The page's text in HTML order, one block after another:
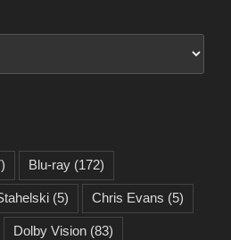
Blu-ray (172)
(5) Chris Evans (5)
Dolby Vision (83)